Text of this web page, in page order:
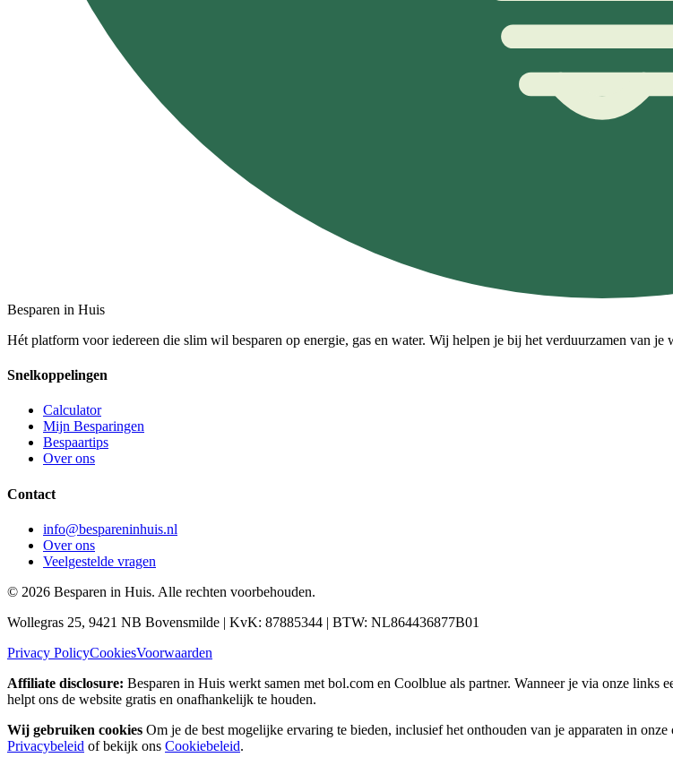
Besparen in Huis
Hét platform voor iedereen die slim wil besparen op energie, gas en water. Wij helpen je bij het verduurzamen van je
Snelkoppelingen
Calculator
Mijn Besparingen
Bespaartips
Over ons
Contact
info@bespareninhuis.nl
Over ons
Veelgestelde vragen
© 2026 Besparen in Huis. Alle rechten voorbehouden.
Wollegras 25, 9421 NB Bovensmilde | KvK: 87885344 | BTW: NL864436877B01
Privacy PolicyCookiesVoorwaarden
Affiliate disclosure: Besparen in Huis werkt samen met bol.com en Coolblue als partner. Wanneer je via onze
helpt ons de website gratis en onafhankelijk te houden.
Wij gebruiken cookies Om je de best mogelijke ervaring te bieden, inclusief het onthouden van je apparaten in
Privacybeleid of bekijk ons Cookiebeleid.